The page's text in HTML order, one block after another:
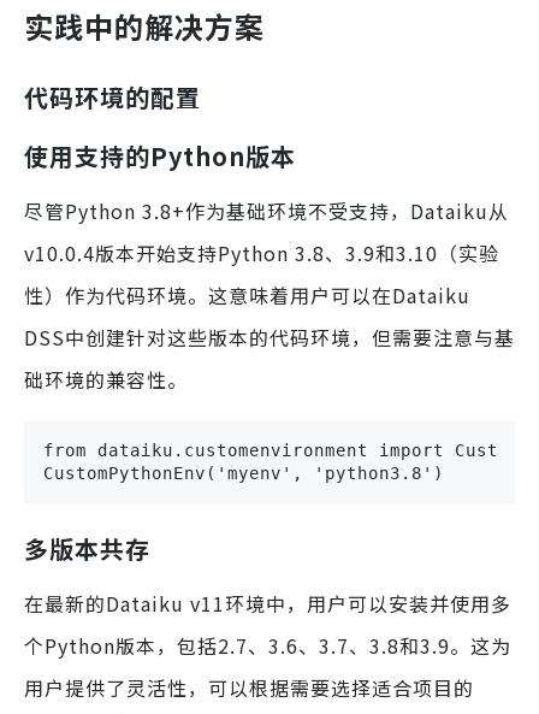
实践中的解决方案
代码环境的配置
使用支持的Python版本
尽管Python 3.8+作为基础环境不受支持，Dataiku从
v10.0.4版本开始支持Python 3.8、3.9和3.10（实验
性）作为代码环境。这意味着用户可以在Dataiku
DSS中创建针对这些版本的代码环境，但需要注意与基
础环境的兼容性。
from dataiku.customenvironment import
CustomPythonEnv('myenv', 'python3.8')
多版本共存
在最新的Dataiku v11环境中，用户可以安装并使用多
个Python版本，包括2.7、3.6、3.7、3.8和3.9。这为
用户提供了灵活性，可以根据需要选择适合项目的